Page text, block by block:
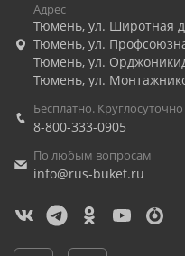
Адрес
Тюмень, ул. Широтная
Тюмень, ул.
Тюмень, ул.
Тюмень, ул.
Бесплатно. Круглосуточно
8-800-333-0905
По любым вопросам
info@rus-buket.ru